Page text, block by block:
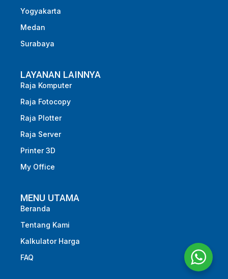
Yogyakarta
Medan
Surabaya
LAYANAN LAINNYA
Raja Komputer
Raja Fotocopy
Raja Plotter
Raja Server
Printer 3D
My Office
MENU UTAMA
Beranda
Tentang Kami
Kalkulator Harga
FAQ